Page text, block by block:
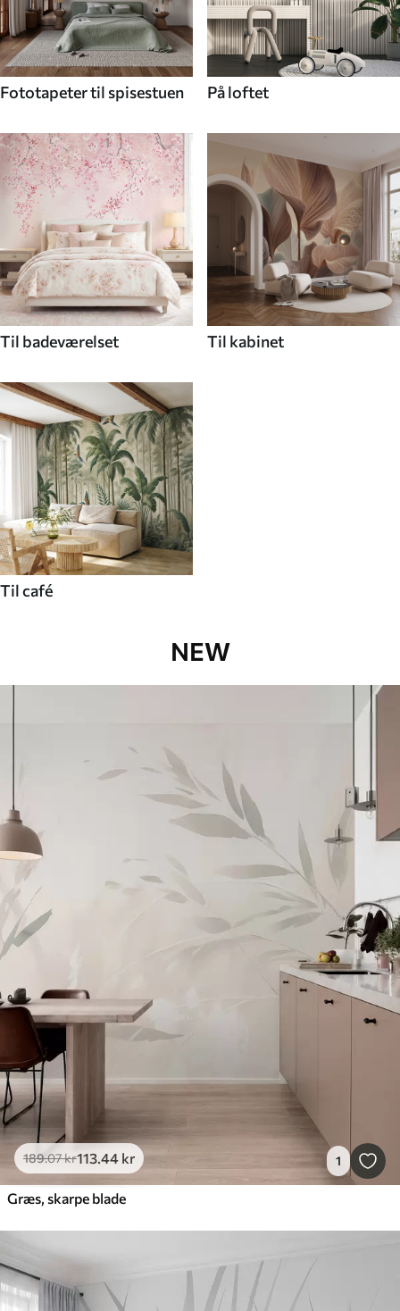
Fototapeter til spisestuen På loftet
Til badeværelset Til kabinet
Til café
NEW
189.07kr113.44 kr 1
Græs, skarpe blade